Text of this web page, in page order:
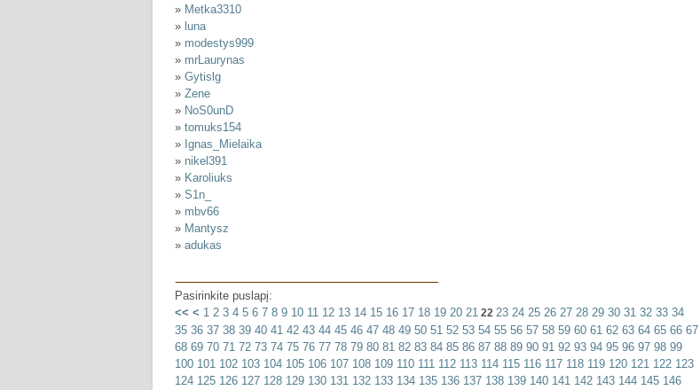
» Metka3310
» luna
» modestys999
» mrLaurynas
» Gytislg
» Zene
» NoS0unD
» tomuks154
» Ignas_Mielaika
» nikel391
» Karoliuks
» S1n_
» mbv66
» Mantysz
» adukas
Pasirinkite puslapį:
<< < 1 2 3 4 5 6 7 8 9 10 11 12 13 14 15 16 17 18 19 20 21 22 23 24 25 26 27 28 29 30 31 32 33 34
35 36 37 38 39 40 41 42 43 44 45 46 47 48 49 50 51 52 53 54 55 56 57 58 59 60 61 62 63 64 65 66 67
68 69 70 71 72 73 74 75 76 77 78 79 80 81 82 83 84 85 86 87 88 89 90 91 92 93 94 95 96 97 98 99
100 101 102 103 104 105 106 107 108 109 110 111 112 113 114 115 116 117 118 119 120 121 122 123
124 125 126 127 128 129 130 131 132 133 134 135 136 137 138 139 140 141 142 143 144 145 146